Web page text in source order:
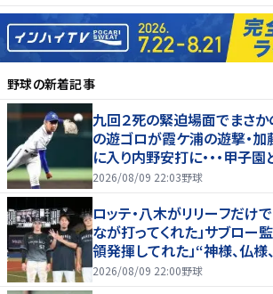
野球の新着記事
九回２死の緊迫場面でまさ
の遊ゴロが霞ケ浦の遊撃・
に入り内野安打に・・・甲子
き「おっと！」
2026/08/09 22:03野球
ロッテ・八木がリリーフだけ
なが打ってくれた」サブロー
領発揮してれた」“神様、仏様
です」
2026/08/09 22:00野球